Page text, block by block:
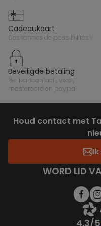
cadeaukaart
des tonnes de possibilités !
beveiligde betaling
per bancontact , visa ,
mastercard en paypal
Houd contact met
Ik
WORD LID
4.3/5